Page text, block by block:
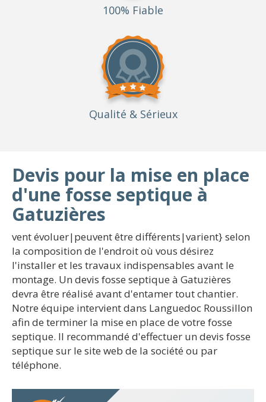
100% Fiable
Qualité & Sérieux
Devis pour la mise en place
d'une fosse septique à
Gatuzières
vent évoluer|peuvent être différents|varient} selon
la composition de l'endroit où vous désirez
l'installer et les travaux indispensables avant le
montage. Un devis fosse septique à Gatuzières
devra être réalisé avant d'entamer tout chantier.
Notre équipe intervient dans Languedoc Roussillon
afin de terminer la mise en place de votre fosse
septique. Il recommandé d'effectuer un devis fosse
septique sur le site web de la société ou par
téléphone.